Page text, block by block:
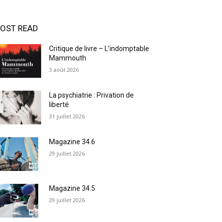
READ
Critique de livre – L’indomptable
Mammouth
3 août 2026
La psychiatrie : Privation de
liberté
31 juillet 2026
Magazine 34.6
29 juillet 2026
Magazine 34.5
29 juillet 2026